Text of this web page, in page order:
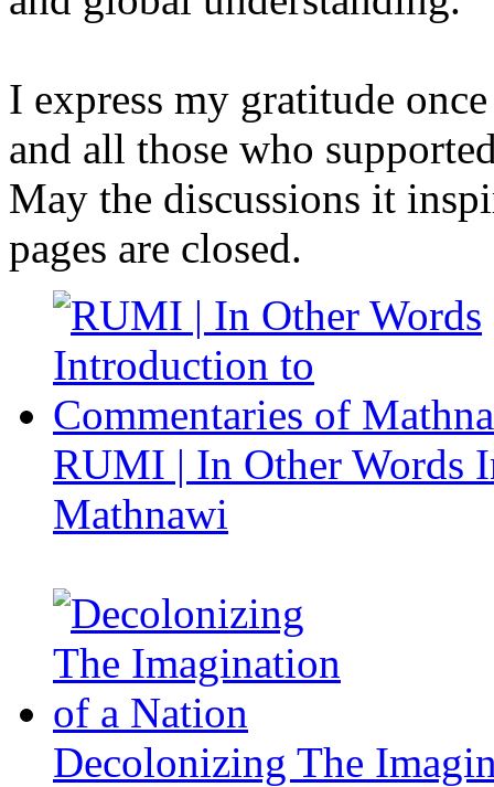
I express my gratitude
and all those who
May the discussions it
pages are closed.
RUMI | In Other Words
Mathnawi
Decolonizing The